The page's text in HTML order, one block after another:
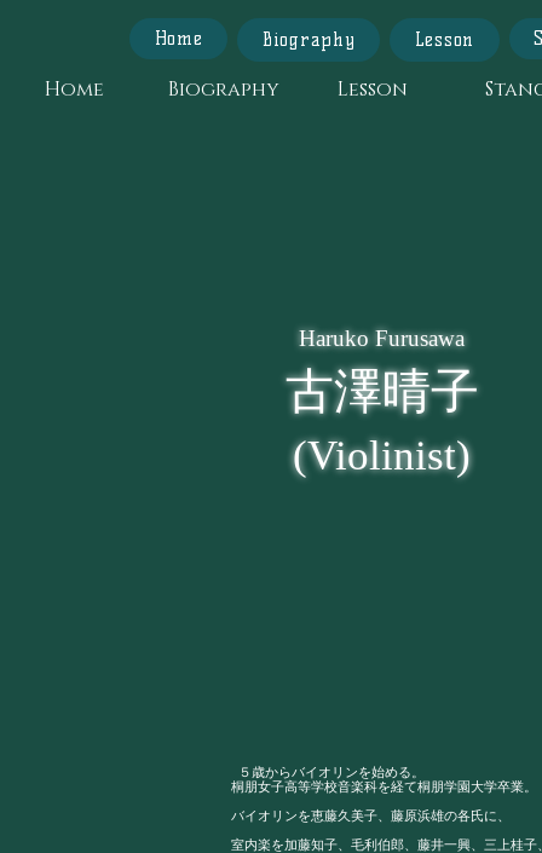
Home Biography Lesson
Home Biography Lesson
Haruko Furusawa
古澤晴子
(Violinist)
５歳からバイオリンを始める。
桐朋女子高等学校音楽科を経て桐朋学園大学卒業。
バイオリンを恵藤久美子、藤原浜雄の各氏に、
室内楽を加藤知子、毛利伯郎、藤井一興、三上桂